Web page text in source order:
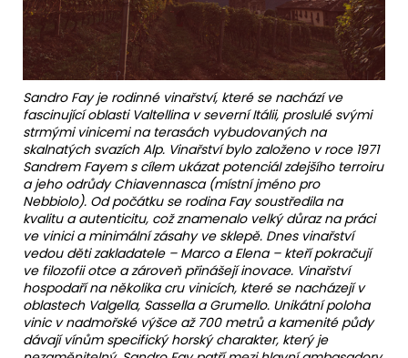
Sandro Fay je rodinné vinařství, které se nachází ve
fascinující oblasti Valtellina v severní Itálii, proslulé svými
strmými vinicemi na terasách vybudovaných na
skalnatých svazích Alp. Vinařství bylo založeno v roce 1971
Sandrem Fayem s cílem ukázat potenciál zdejšího terroiru
a jeho odrůdy Chiavennasca (místní jméno pro
Nebbiolo). Od počátku se rodina Fay soustředila na
kvalitu a autenticitu, což znamenalo velký důraz na práci
ve vinici a minimální zásahy ve sklepě. Dnes vinařství
vedou děti zakladatele – Marco a Elena – kteří pokračují
ve filozofii otce a zároveň přinášejí inovace. Vinařství
hospodaří na několika cru vinicích, které se nacházejí v
oblastech Valgella, Sassella a Grumello. Unikátní poloha
vinic v nadmořské výšce až 700 metrů a kamenité půdy
dávají vínům specifický horský charakter, který je